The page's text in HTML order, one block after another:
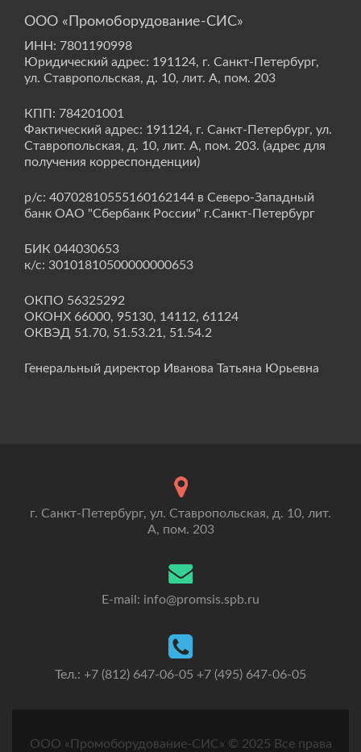
ООО «Промоборудование-СИС»
ИНН: 7801190998
Юридический адрес: 191124, г. Санкт-Петербург,
ул. Ставропольская, д. 10, лит. А, пом. 203
КПП: 784201001
Фактический адрес: 191124, г. Санкт-Петербург, ул.
Ставропольская, д. 10, лит. А, пом. 203. (адрес для
получения корреспонденции)
р/с: 40702810555160162144 в Северо-Западный
банк ОАО "Сбербанк России" г.Санкт-Петербург
БИК 044030653
к/с: 30101810500000000653
ОКПО 56325292
ОКОНХ 66000, 95130, 14112, 61124
ОКВЭД 51.70, 51.53.21, 51.54.2
Генеральный директор Иванова Татьяна Юрьевна
г. Санкт-Петербург, ул. Ставропольская, д. 10, лит.
А, пом. 203
E-mail: info@promsis.spb.ru
Тел.: +7 (812) 647-06-05 +7 (495) 647-06-05
ООО «Промоборудование-СИС» © 2025 Все права